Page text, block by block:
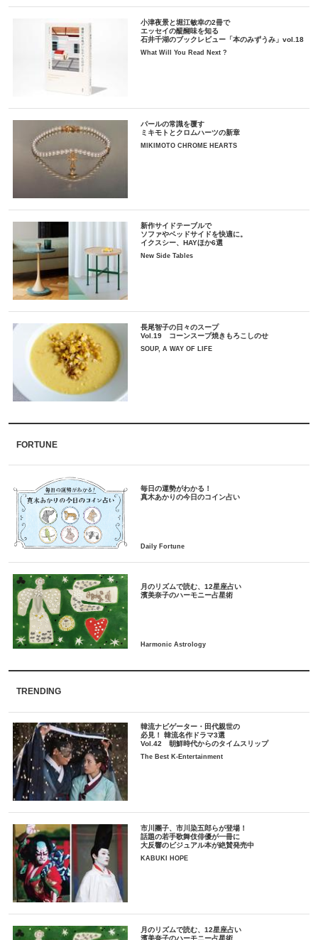
小津夜景と堀江敏幸の2冊で
エッセイの醍醐味を知る
石井千湖のブックレビュー「本のみずうみ」vol.18
What Will You Read Next ?
パールの常識を覆す
ミキモトとクロムハーツの新章
MIKIMOTO CHROME HEARTS
新作サイドテーブルで
ソファやベッドサイドを快適に。
イクスシー、HAYほか6選
New Side Tables
長尾智子の日々のスープ
Vol.19 コーンスープ焼きもろこしのせ
SOUP, A WAY OF LIFE
FORTUNE
毎日の運勢がわかる！
月のリズムで読む、12星座占い
TRENDING
韓流ナビゲーター・田代親世の
必見！ 韓流名作ドラマ3選
Vol.42 朝鮮時代からのタイムスリップ
The Best K-Entertainment
市川團子、市川染五郎らが登場！
話題の若手歌舞伎俳優が一冊に
大反響のビジュアル本が絶賛発売中
KABUKI HOPE
月のリズムで読む、12星座占い
濱美奈子のハーモニー占星術